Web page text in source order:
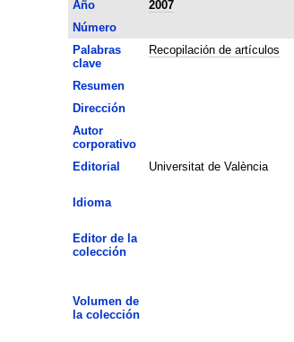
Año
2007
Número
Palabras
clave
Recopilación de artículos
Resumen
Dirección
Autor
corporativo
Editorial Universitat de València
Idioma
Editor de la
colección
Volumen de
la colección